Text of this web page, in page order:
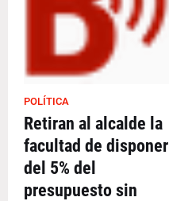
POLÍTICA
Retiran al alcalde la
facultad de disponer
del 5% del
presupuesto sin